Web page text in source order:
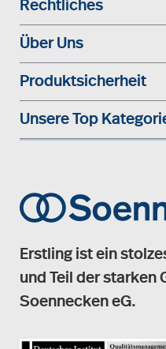
Rechtliches
Über Uns
Produktsicherheit
Unsere Top
Erstling ist ein
und Teil der starken
Soennecken eG.